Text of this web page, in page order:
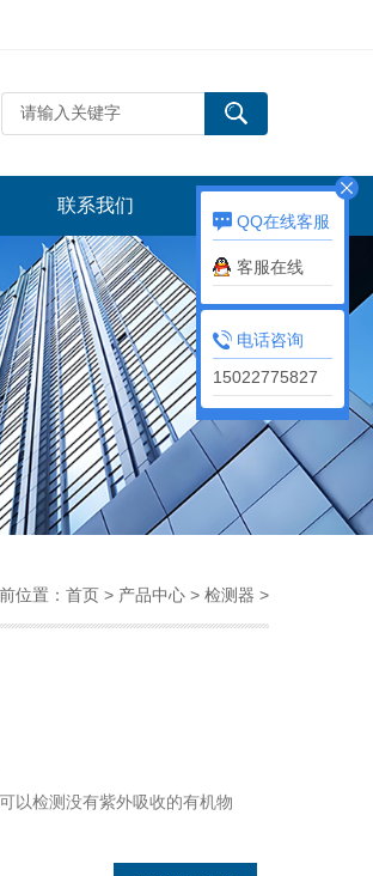
联系我们
位置： 首页 > 产品中心 > 检测器 >
以检测没有紫外吸收的有机物
QQ在线客服
客服在线
电话咨询
15022775827